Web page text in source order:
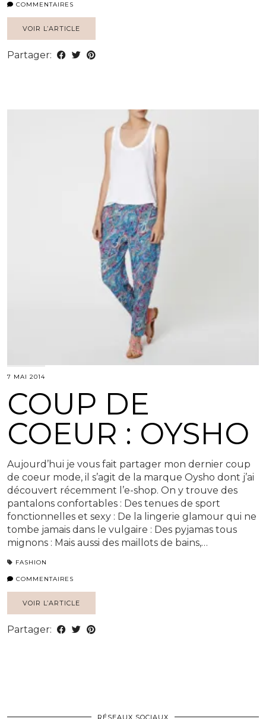
COMMENTAIRES
VOIR L’ARTICLE
Partager:
7 MAI 2014
COUP DE
COEUR : OYSHO
Aujourd’hui je vous fait partager mon dernier coup
de coeur mode, il s’agit de la marque Oysho dont j’ai
découvert récemment l’e-shop. On y trouve des
pantalons confortables : Des tenues de sport
fonctionnelles et sexy : De la lingerie glamour qui ne
tombe jamais dans le vulgaire : Des pyjamas tous
mignons : Mais aussi des maillots de bains,…
FASHION
COMMENTAIRES
VOIR L’ARTICLE
Partager: